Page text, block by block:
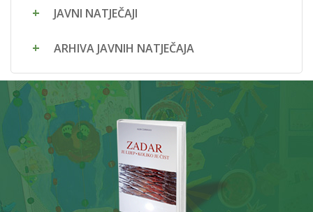
JAVNI NATJEČAJI
ARHIVA JAVNIH NATJEČAJA